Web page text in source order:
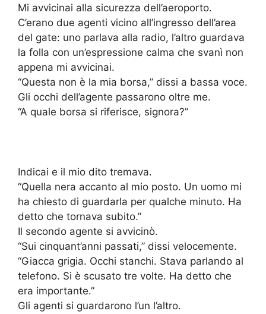
Mi avvicinai alla sicurezza dell’aeroporto.
C’erano due agenti vicino all’ingresso dell’area
del gate: uno parlava alla radio, l’altro guardava
la folla con un’espressione calma che svanì non
appena mi avvicinai.
“Questa non è la mia borsa,” dissi a bassa voce.
Gli occhi dell’agente passarono oltre me.
“A quale borsa si riferisce, signora?”
Indicai e il mio dito tremava.
“Quella nera accanto al mio posto. Un uomo mi
ha chiesto di guardarla per qualche minuto. Ha
detto che tornava subito.”
Il secondo agente si avvicinò.
“Sui cinquant’anni passati,” dissi velocemente.
“Giacca grigia. Occhi stanchi. Stava parlando al
telefono. Si è scusato tre volte. Ha detto che
era importante.”
Gli agenti si guardarono l’un l’altro.